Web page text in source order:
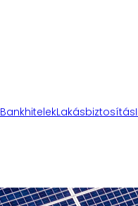
BankhitelekLakásbiztosítás